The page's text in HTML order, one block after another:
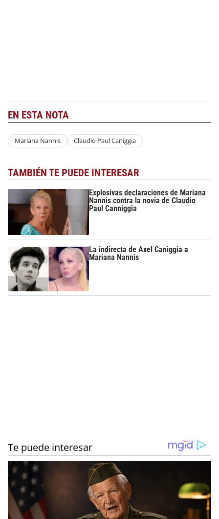
EN ESTA NOTA
Mariana Nannis Claudio Paul Caniggia
TAMBIÉN TE PUEDE INTERESAR
Explosivas declaraciones de Mariana
Nannis contra la novia de Claudio
Paul Canniggia
La indirecta de Axel Caniggia a
Mariana Nannis